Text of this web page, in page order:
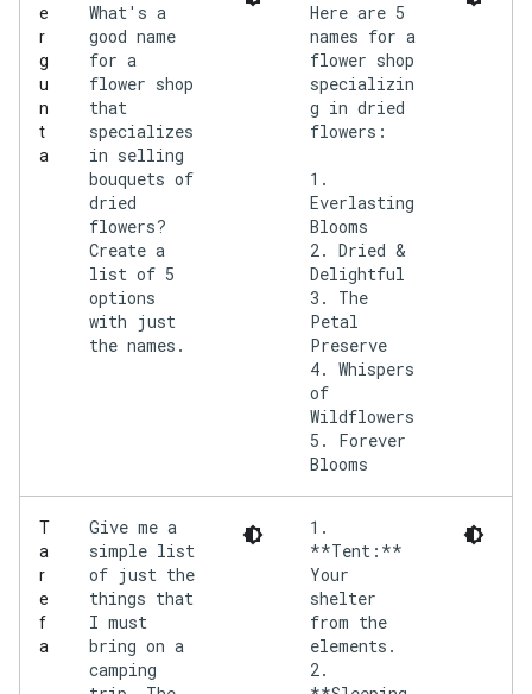
e
r
g
u
n
t
a
What's a
good name
for a
flower shop
that
specializes
in selling
bouquets of
dried
flowers?
Create a
list of 5
options
with just
the names.
Here are 5
names for a
flower shop
specializin
g in dried
flowers:
1.
Everlasting
Blooms
2. Dried &
Delightful
3. The
Petal
Preserve
4. Whispers
of
Wildflowers
5. Forever
T
a
r
e
f
a
Give me a
simple list
of just the
things that
I must
bring on a
camping
1.
**Tent:**
Your
shelter
from the
elements.
2.